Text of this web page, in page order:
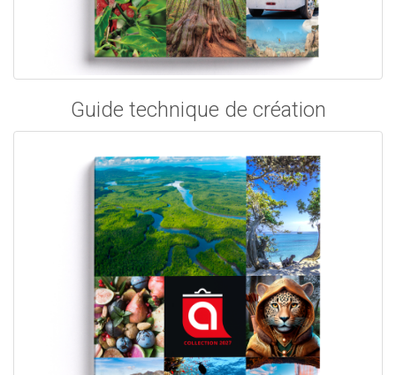
Guide technique de création